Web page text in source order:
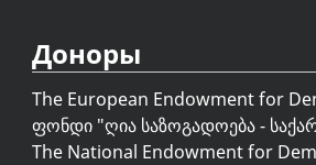
Доноры
The European Endowment for
ფონდი "ღია საზოგადოება -
The National Endowment for